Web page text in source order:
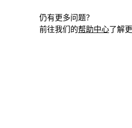
仍有更多问题？
前往我们的帮助中心了解更